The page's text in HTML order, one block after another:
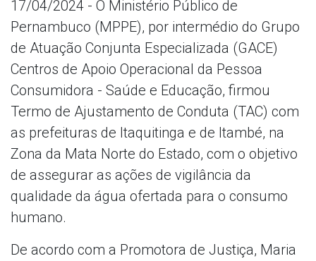
17/04/2024 - O Ministério Público de
Pernambuco (MPPE), por intermédio do Grupo
de Atuação Conjunta Especializada (GACE)
Centros de Apoio Operacional da Pessoa
Consumidora - Saúde e Educação, firmou
Termo de Ajustamento de Conduta (TAC) com
as prefeituras de Itaquitinga e de Itambé, na
Zona da Mata Norte do Estado, com o objetivo
de assegurar as ações de vigilância da
qualidade da água ofertada para o consumo
humano.
De acordo com a Promotora de Justiça, Maria